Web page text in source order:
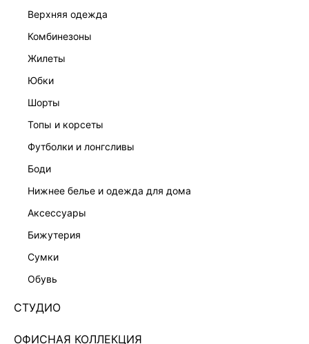
верхняя одежда
комбинезоны
жилеты
юбки
шорты
топы и корсеты
футболки и лонгсливы
боди
нижнее белье и одежда для дома
аксессуары
бижутерия
сумки
обувь
СТУДИО
ОФИСНАЯ КОЛЛЕКЦИЯ
КОЛЛЕКЦИЯ СТУДИО
АЖУРНОЕ ПЛАТЬЕ-КРОШЕ НА БРЕТЕЛЯХ
6256309534-6
7 999 ₽-50%
1,000 ₽x 4 платежа с Подели
ЦВЕТ:ЖЕЛТЫЙ/ЗОЛОТО